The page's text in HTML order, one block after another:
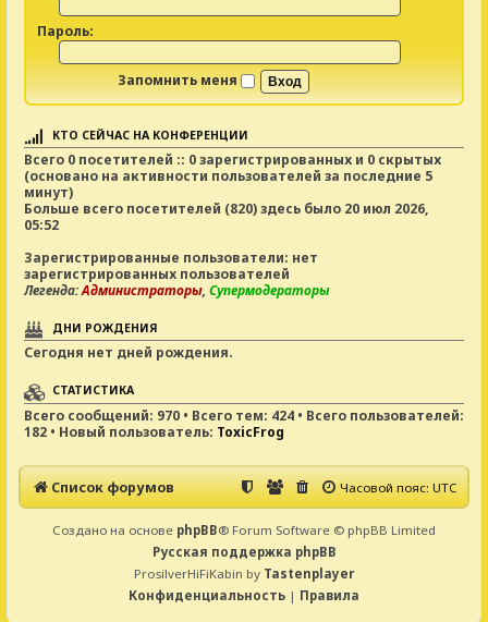
Пароль:
Запомнить меня
КТО СЕЙЧАС НА КОНФЕРЕНЦИИ
Всего 0 посетителей :: 0 зарегистрированных и 0 скрытых
(основано на активности пользователей за последние 5
минут)
Больше всего посетителей (820) здесь было 20 июл 2026,
05:52
Зарегистрированные пользователи: нет
зарегистрированных пользователей
Легенда:Администраторы,Супермодераторы
ДНИ РОЖДЕНИЯ
Сегодня нет дней рождения.
СТАТИСТИКА
Всего сообщений: 970 • Всего тем: 424 • Всего пользователей:
182 • Новый пользователь: ToxicFrog
Список форумов Часовой пояс:UTC
Создано на основе phpBB® Forum Software © phpBB Limited
Русская поддержка phpBB
ProsilverHiFiKabin by Tastenplayer
Конфиденциальность | Правила